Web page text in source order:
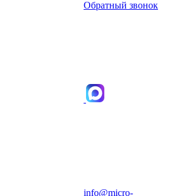
Обратный звонок
info@micro-